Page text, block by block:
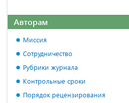
Авторам
Миссия
Сотрудничество
Рубрики журнала
Контрольные сроки
Порядок рецензирования